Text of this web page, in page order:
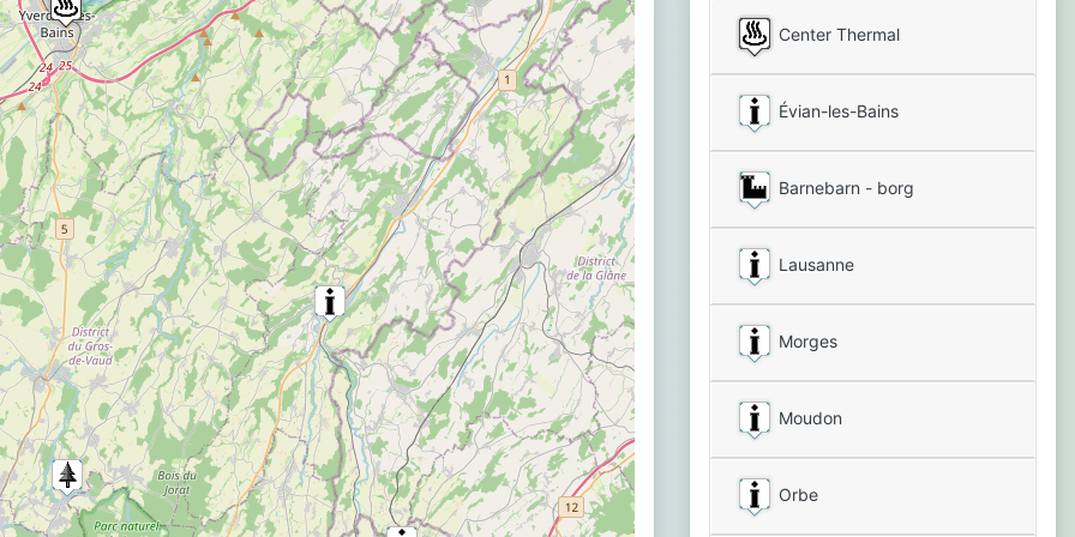
Center Thermal
Évian-les-Bains
Barnebarn - borg
Lausanne
Morges
Moudon
Orbe